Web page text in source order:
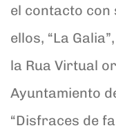
el contacto con
ellos, “La
la Rua Virtual
Ayuntamiento
“Disfraces de